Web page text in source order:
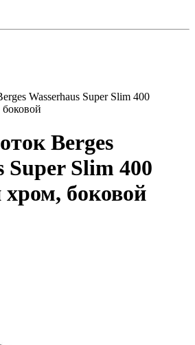
Wasserhaus Super Slim 400
Berges
Super Slim 400
боковой